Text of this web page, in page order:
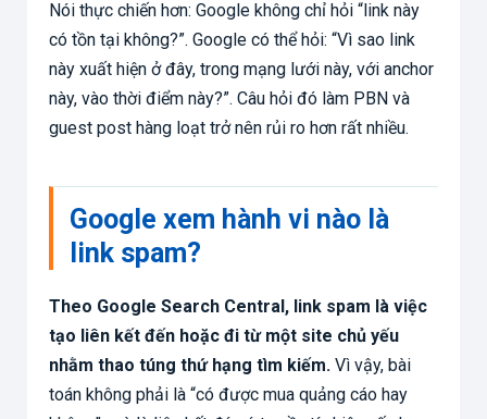
Nói thực chiến hơn: Google không chỉ hỏi “link này
có tồn tại không?”. Google có thể hỏi: “Vì sao link
này xuất hiện ở đây, trong mạng lưới này, với anchor
này, vào thời điểm này?”. Câu hỏi đó làm PBN và
guest post hàng loạt trở nên rủi ro hơn rất nhiều.
Google xem hành vi nào là
link spam?
Theo Google Search Central, link spam là việc
tạo liên kết đến hoặc đi từ một site chủ yếu
nhằm thao túng thứ hạng tìm kiếm. Vì vậy, bài
toán không phải là “có được mua quảng cáo hay